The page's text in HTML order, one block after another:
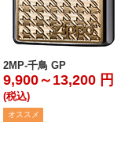
2MP-千鳥 GP
9,900～13,200 円
(税込)
オススメ